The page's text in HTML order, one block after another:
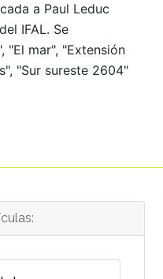
a Paul Leduc
IFAL. Se
"El mar", "Extensión
"Sur sureste 2604"